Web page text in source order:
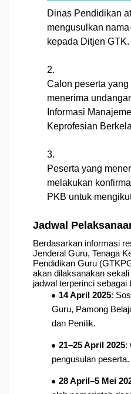
Dinas Pendidikan
mengusulkan
kepada Ditjen GTK.
Calon peserta
menerima
Informasi
Keprofesian
Peserta yang
melakukan
PKB untuk
Jadwal
Berdasarkan informasi
Jenderal Guru, Tenaga
Pendidikan Guru
akan dilaksanakan
jadwal terperinci sebagai
14 April 2025:
Guru, Pamong
dan Penilik.
21–25 April 2025:
pengusulan peserta.
28 April–5 Mei